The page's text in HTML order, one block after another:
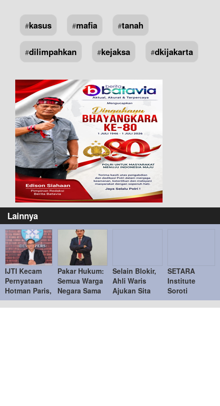
#kasus #mafia #tanah
#dilimpahkan #kejaksa #dkijakarta
Lainnya
IJTI Kecam
Pernyataan
Hotman Paris,
Tegaskan
Menghormati
Pakar Hukum:
Semua Warga
Negara Sama
di Hadapan
Hukum
Selain Blokir,
Ahli Waris
Ajukan Sita
Jaminan
Tanah di Bukit
SETARA
Institute
Soroti
Kejanggalan
Kasus Febrie